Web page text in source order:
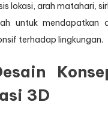
lokasi, arah matahari,
untuk mendapatkan
terhadap lingkungan.
3D